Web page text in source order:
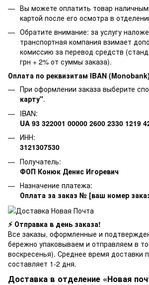
Вы можете оплатить товар
картой после его осмотра в
Обратите внимание: за услугу
транспортная компания взимает
комиссию за перевод средств
грн + 2% от суммы заказа).
Оплата по реквизитам IBAN (Monobank)
При оформлении заказа выберите
карту".
IBAN:
UA 93 322001 00000 2600 2330 1219
ИНН:
3121307530
Получатель:
ФОП Конюк Денис Игоревич
Назначение платежа:
Оплата за заказ № [ваш номер
⚡ Отправка в день заказа!
Все заказы, оформленные и
бережно упаковываем и отправляем в
воскресенья). Среднее время доставки
составляет 1-2 дня.
Доставка в отделение «Новая